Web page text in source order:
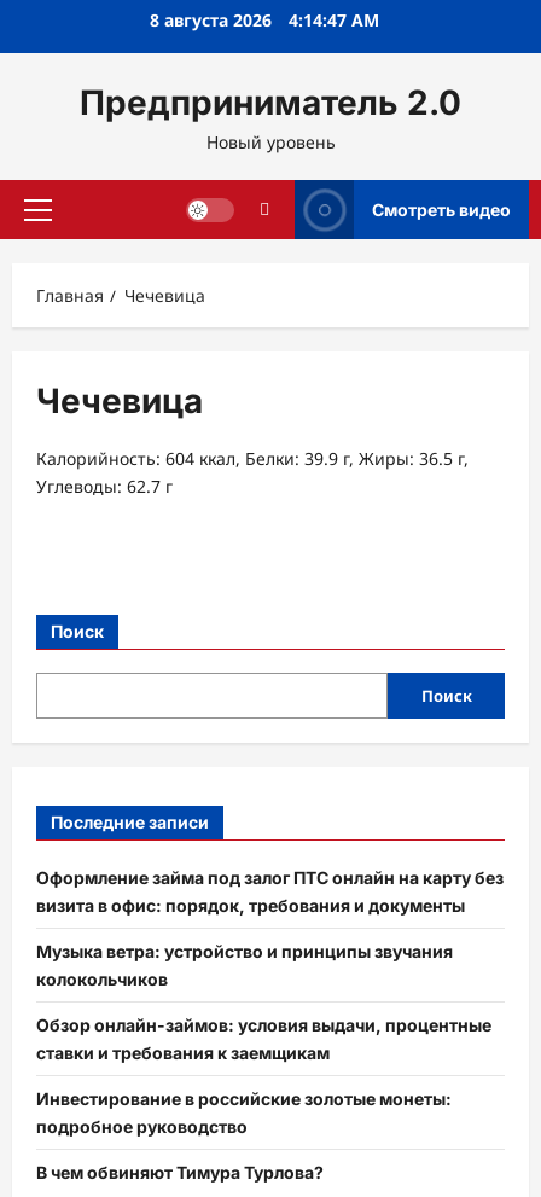
8 августа 2026 4:14:48 AM
Предприниматель 2.0
Новый уровень
Основное
Смотреть видео
Главная Чечевица
Чечевица
Калорийность: 604 ккал, Белки: 39.9 г, Жиры: 36.5 г,
Углеводы: 62.7 г
Поиск
Поиск
Последние записи
Оформление займа под залог ПТС онлайн на карту без
визита в офис: порядок, требования и документы
Музыка ветра: устройство и принципы звучания
колокольчиков
Обзор онлайн-займов: условия выдачи, процентные
ставки и требования к заемщикам
Инвестирование в российские золотые монеты:
подробное руководство
В чем обвиняют Тимура Турлова?